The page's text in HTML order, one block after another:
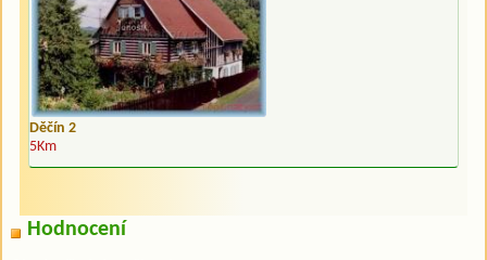
Děčín 2
5Km
Hodnocení